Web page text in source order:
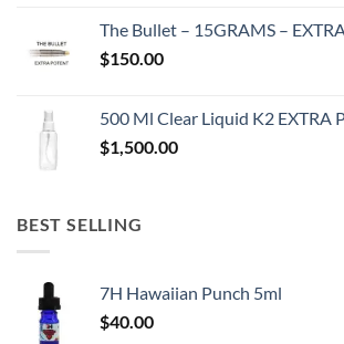
The Bullet – 15GRAMS –
$150.00
500 Ml Clear Liquid K2 EXTRA
$1,500.00
BEST SELLING
7H Hawaiian Punch 5ml
$40.00